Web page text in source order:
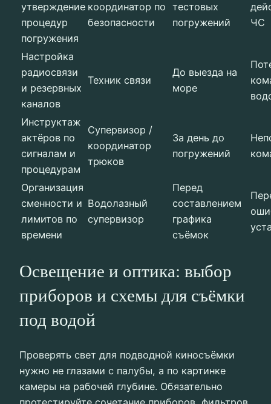
утверждение
процедур
погружения
координатор по
безопасности
тестовых
погружений
ЧС
Настройка
радиосвязи
и резервных
каналов
Техник связи
До выезда на
море
Инструктаж
актёров по
сигналам и
процедурам
Супервизор /
координатор
трюков
За день до
погружений
Организация
сменности и
лимитов по
времени
Водолазный
супервизор
Перед
составлением
графика
съёмок
Освещение и оптика: выбор
приборов и схемы для съёмки
под водой
Проверять свет для подводной киносъёмки
нужно не глазами с палубы, а по картинке
камеры на рабочей глубине. Обязательно